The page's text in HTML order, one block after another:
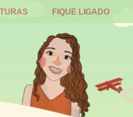
FIQUE LIGADO